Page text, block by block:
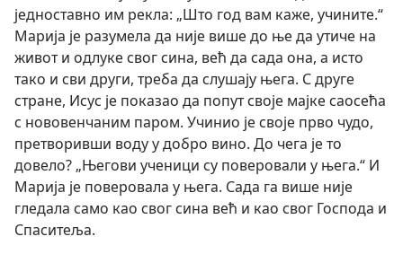
једноставно им рекла: „Што год вам каже, учините.“
Марија је разумела да није више до ње да утиче на
живот и одлуке свог сина, већ да сада она, а исто
тако и сви други, треба да слушају њега. С друге
стране, Исус је показао да попут своје мајке саосећа
с нововенчаним паром. Учинио је своје прво чудо,
претворивши воду у добро вино. До чега је то
довело? „Његови ученици су поверовали у њега.“ И
Марија је поверовала у њега. Сада га више није
гледала само као свог сина већ и као свог Господа и
Спаситеља.